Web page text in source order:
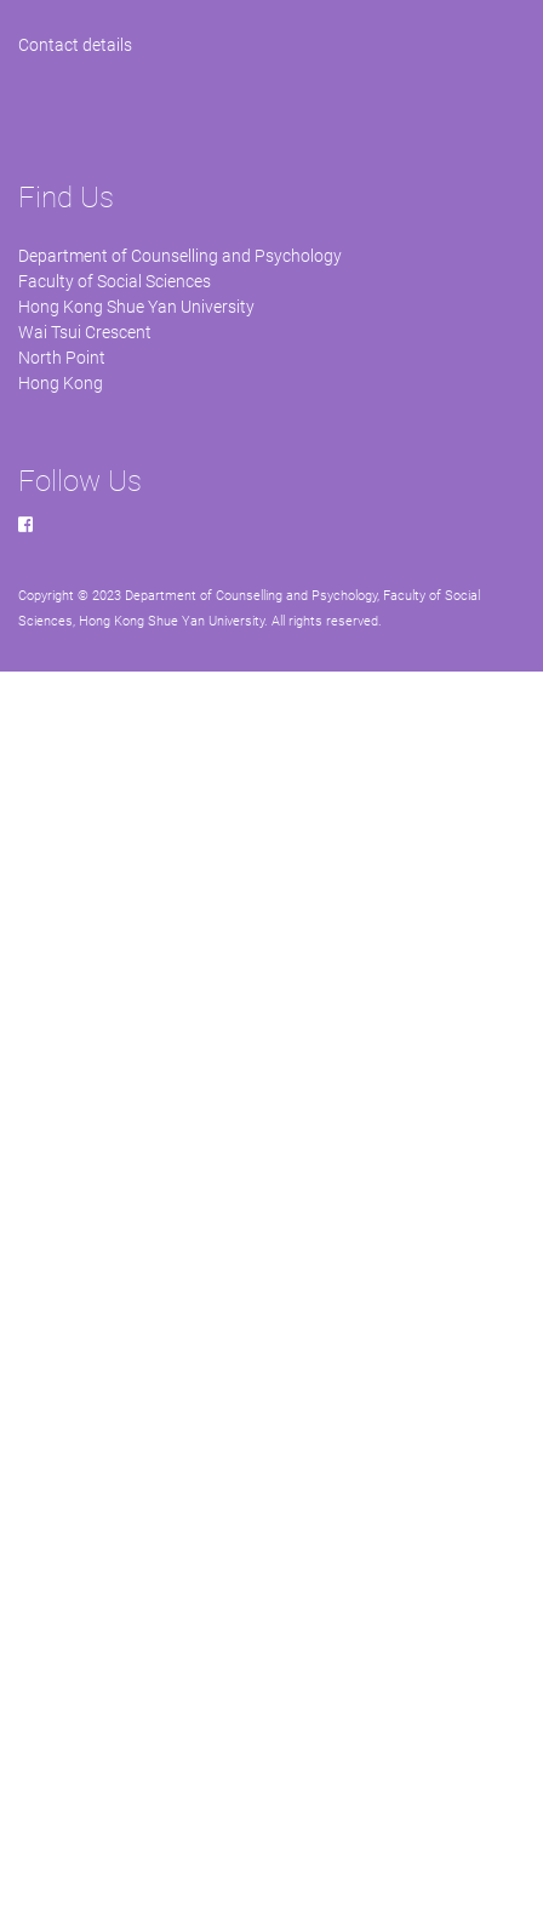
Contact details
Find Us
Department of Counselling and Psychology
Faculty of Social Sciences
Hong Kong Shue Yan University
Wai Tsui Crescent
North Point
Hong Kong
Follow Us
Copyright © 2023 Department of Counselling and Psychology, Faculty of Social
Sciences, Hong Kong Shue Yan University. All rights reserved.